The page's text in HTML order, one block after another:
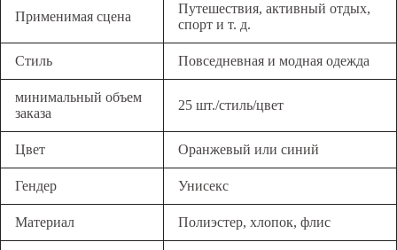
Применимая сцена
Путешествия, активный отдых,
спорт и т. д.
Стиль Повседневная и модная одежда
минимальный объем
заказа
25 шт./стиль/цвет
Цвет Оранжевый или синий
Гендер Унисекс
Материал Полиэстер, хлопок, флис